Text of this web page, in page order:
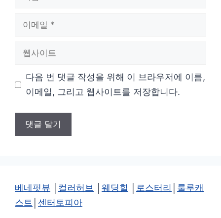
다음 번 댓글 작성을 위해 이 브라우저에 이름,
이메일, 그리고 웹사이트를 저장합니다.
베네핏뷰 컬러허브 웨딩힐 로스터리
룰루캐
스트
센터토피아